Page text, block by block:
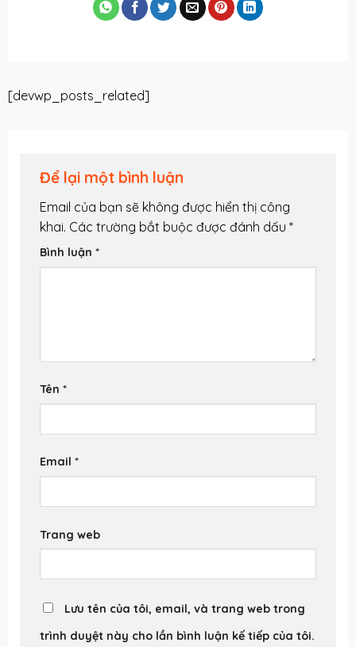
[devwp_posts_related]
Để lại một bình luận
Email của bạn sẽ không được hiển thị công
khai. Các trường bắt buộc được đánh dấu *
Bình luận *
Tên *
Email *
Trang web
Lưu tên của tôi, email, và trang web trong
trình duyệt này cho lần bình luận kế tiếp của tôi.